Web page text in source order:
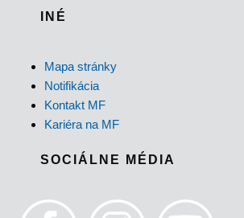
INÉ
Mapa stránky
Notifikácia
Kontakt MF
Kariéra na MF
SOCIÁLNE MÉDIA